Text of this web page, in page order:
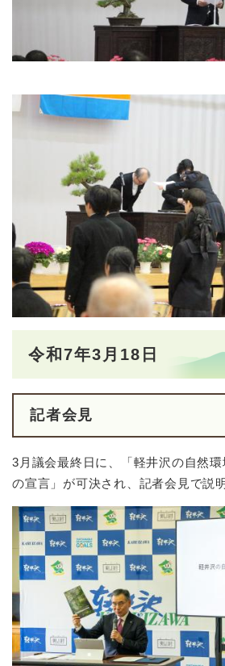
令和7年3月18日
記者会見
3月議会最終日に、「軽井沢の自然
の宣言」が可決され、記者会見で説